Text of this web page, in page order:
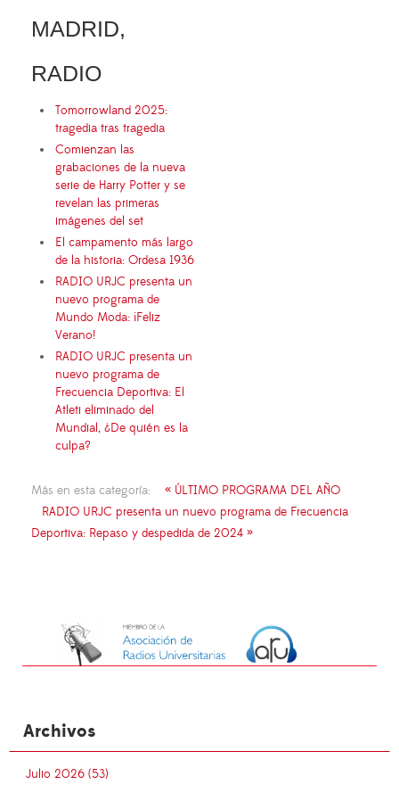
MADRID,
RADIO
Tomorrowland 2025:
tragedia tras tragedia
Comienzan las
grabaciones de la nueva
serie de Harry Potter y se
revelan las primeras
imágenes del set
El campamento más largo
de la historia: Ordesa 1936
RADIO URJC presenta un
nuevo programa de
Mundo Moda: ¡Feliz
Verano!
RADIO URJC presenta un
nuevo programa de
Frecuencia Deportiva: El
Atleti eliminado del
Mundial, ¿De quién es la
culpa?
Más en esta categoría:
« ÚLTIMO PROGRAMA DEL AÑO
RADIO URJC presenta un nuevo programa de Frecuencia
Deportiva: Repaso y despedida de 2024 »
Archivos
Julio 2026 (53)